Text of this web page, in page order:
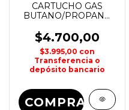
CARTUCHO GAS
BUTANO/PROPANO
$4.700,00
$3.995,00 con
Transferencia o
depósito bancario